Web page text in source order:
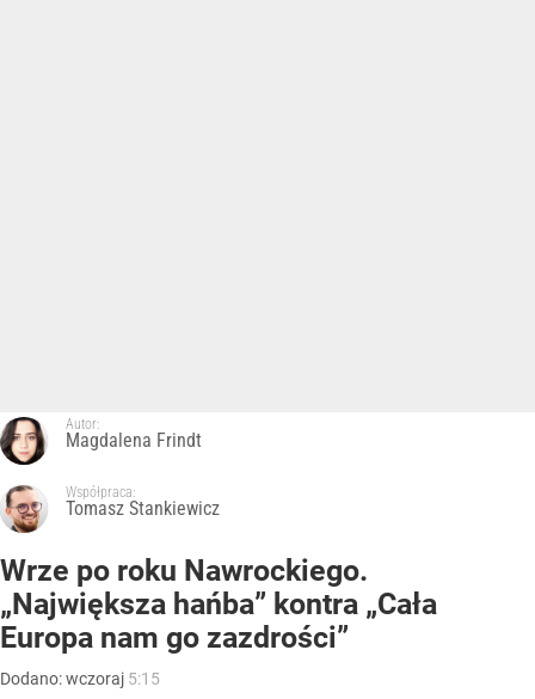
Autor:
Magdalena Frindt
Współpraca:
Tomasz Stankiewicz
Wrze po roku Nawrockiego.
„Największa hańba” kontra „Cała
Europa nam go zazdrości”
Dodano:wczoraj 5:15